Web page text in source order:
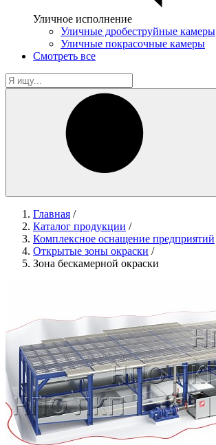
Уличное исполнение
Уличные дробеструйные камеры
Уличные покрасочные камеры
Смотреть все
Главная /
Каталог продукции /
Комплексное оснащение предприятий
Открытые зоны окраски /
Зона бескамерной окраски